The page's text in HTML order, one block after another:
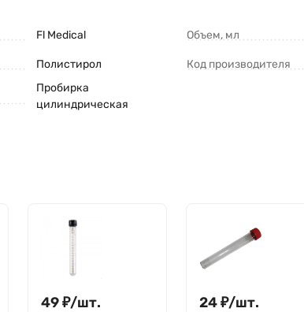
Fl Medical
Полистирол
Пробирка
цилиндрическая
Объем, мл
Код производителя
49₽/шт. 24₽/шт.